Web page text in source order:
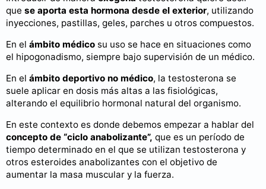
que se aporta esta hormona desde el exterior, utilizando
inyecciones, pastillas, geles, parches u otros compuestos.
En el ámbito médico su uso se hace en situaciones como
el hipogonadismo, siempre bajo supervisión de un médico.
En el ámbito deportivo no médico, la testosterona se
suele aplicar en dosis más altas a las fisiológicas,
alterando el equilibrio hormonal natural del organismo.
En este contexto es donde debemos empezar a hablar del
concepto de “ciclo anabolizante”, que es un período de
tiempo determinado en el que se utilizan testosterona y
otros esteroides anabolizantes con el objetivo de
aumentar la masa muscular y la fuerza.